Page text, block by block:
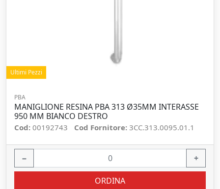
Ultimi Pezzi
PBA
MANIGLIONE RESINA PBA 313 Ø35MM INTERASSE
950 MM BIANCO DESTRO
Cod: 00192743 Cod Fornitore: 3CC.313.0095.01.1
− +
ORDINA